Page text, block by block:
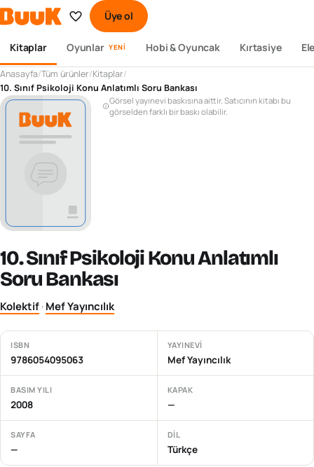
Üye ol
Kitaplar Oyunlar YENI Hobi & Oyuncak Kırtasiye
Anasayfa/Tüm ürünler/Kitaplar/
10. Sınıf Psikoloji Konu Anlatımlı Soru Bankası
Görsel yayınevi baskısına aittir. Satıcının kitabı bu
görselden farklı bir baskı olabilir.
10. Sınıf Psikoloji Konu Anlatımlı
Soru Bankası
Kolektif·Mef Yayıncılık
ISBN
9786054095063
YAYINEVI
Mef Yayıncılık
BASIM YILI
2008
KAPAK
—
SAYFA
—
DIL
Türkçe